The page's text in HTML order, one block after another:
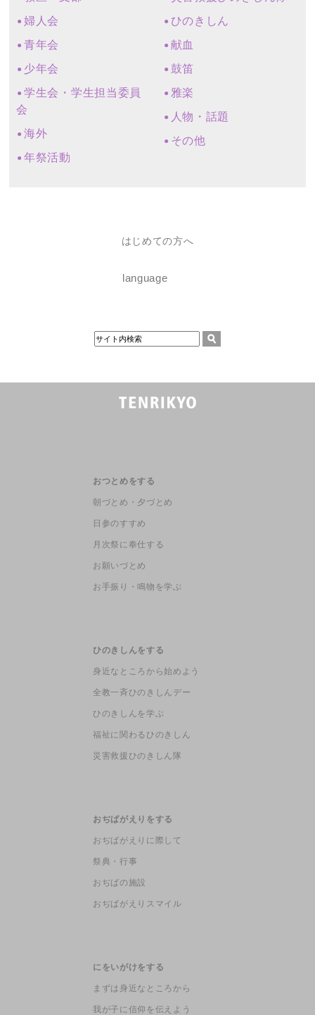
婦人会
青年会
少年会
学生会・学生担当委員
会
海外
年祭活動
ひのきしん
献血
鼓笛
雅楽
人物・話題
その他
はじめての方へ
language
おつとめをする
朝づとめ・夕づとめ
日参のすすめ
月次祭に奉仕する
お願いづとめ
お手振り・鳴物を学ぶ
ひのきしんをする
身近なところから始めよう
全教一斉ひのきしんデー
ひのきしんを学ぶ
福祉に関わるひのきしん
災害救援ひのきしん隊
おぢばがえりをする
おぢばがえりに際して
祭典・行事
おぢばの施設
おぢばがえりスマイル
にをいがけをする
まずは身近なところから
我が子に信仰を伝えよう